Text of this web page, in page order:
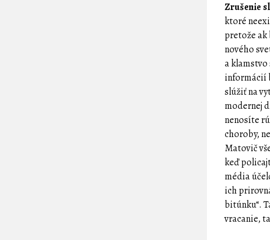
Zrušenie
ktoré
pretože
nového
a
informácií
slúžiť na
modernej
nenosíte
choroby,
Matovič
keď
média
ich
bitúnku“.
vracanie,